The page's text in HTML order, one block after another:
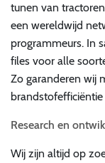
tunen van
een wereldwijd
programmeurs. In
files voor alle
Zo garanderen wij
brandstofefficiëntie
Research en
Wij zijn altijd op